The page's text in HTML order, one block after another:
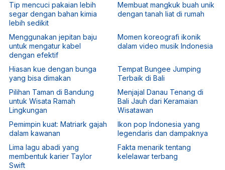
Tip mencuci pakaian lebih
segar dengan bahan kimia
lebih sedikit
Membuat mangkuk buah unik
dengan tanah liat di rumah
Menggunakan jepitan baju
untuk mengatur kabel
dengan efektif
Momen koreografi ikonik
dalam video musik Indonesia
Hiasan kue dengan bunga
yang bisa dimakan
Tempat Bungee Jumping
Terbaik di Bali
Pilihan Taman di Bandung
untuk Wisata Ramah
Lingkungan
Menjajal Danau Tenang di
Bali Jauh dari Keramaian
Wisatawan
Pemimpin kuat: Matriark gajah
dalam kawanan
Ikon pop Indonesia yang
legendaris dan dampaknya
Lima lagu abadi yang
membentuk karier Taylor
Swift
Fakta menarik tentang
kelelawar terbang